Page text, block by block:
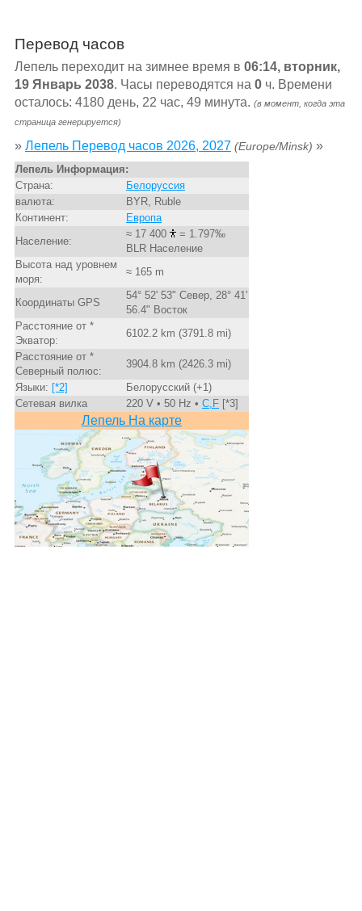
Перевод часов
Лепель переходит на зимнее время в 06:14, вторник,
19 Январь 2038. Часы переводятся на 0ч. Времени
осталось: 4180 день, 22 час, 49 минута. (в момент, когда эта
страница генерируется)
» Лепель Перевод часов 2026, 2027 (Europe/Minsk) »
Лепель Информация:
Страна:
Белоруссия
валюта:
BYR, Ruble
Континент:
Европа
Население:
≈ 17 400
= 1.797‰
BLR Население
Высота над уровнем
моря:
≈ 165 m
Координаты GPS
54° 52' 53" Север, 28° 41'
56.4" Восток
Расстояние от *
Экватор:
6102.2 km (3791.8 mi)
Расстояние от *
Северный полюс:
3904.8 km (2426.3 mi)
Языки: [*2]
Белорусский (+1)
Сетевая вилка
220 V • 50 Hz • C,F[*3]
Лепель На карте